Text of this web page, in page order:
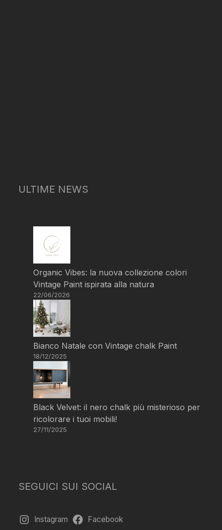
ULTIME NEWS
Organic Vibes: la nuova collezione colori
Vintage Paint ispirata alla natura
22/06/2026
Bianco Natale con Vintage chalk Paint
18/12/2025
Black Velvet: il nero chalk più misterioso per
ricolorare i tuoi mobili!
27/11/2025
SEGUICI SUI SOCIAL
Instagram Facebook